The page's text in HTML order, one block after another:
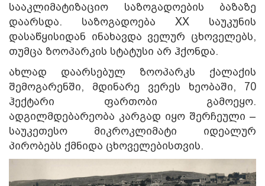
სააკლიმატიზაციო საზოგადოების ბაზაზე
დაარსდა. საზოგადოება XX საუკუნის
დასაწყისიდან ინახავდა ველურ ცხოველებს,
თუმცა ზოოპარკის სტატუსი არ ჰქონდა.
ახლად დაარსებულ ზოოპარკს ქალაქის
შემოგარენში, მდინარე ვერეს ხეობაში, 70
ჰექტარი ფართობი გამოეყო.
ადგილმდებარეობა კარგად იყო შერჩეული –
საუკეთესო მიკროკლიმატი იდეალურ
პირობებს ქმნიდა ცხოველებისთვის.